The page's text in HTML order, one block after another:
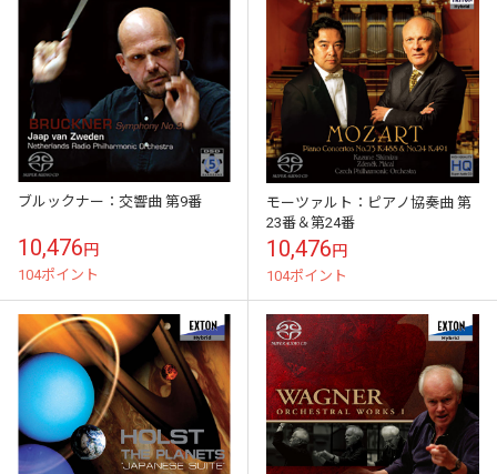
ブルックナー：交響曲 第9番
10,476円
104ポイント
モーツァルト：ピアノ協奏曲 第
23番＆第24番
10,476円
104ポイント